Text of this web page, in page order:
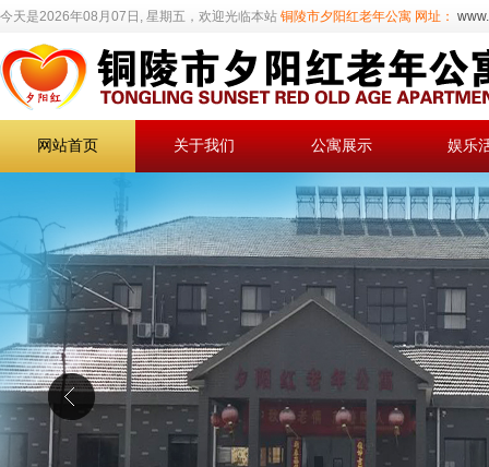
今天是2026年08月07日, 星期五，欢迎光临本站 铜陵市夕阳红老年公寓 网址：
网站首页 关于我们 公寓展示 娱乐